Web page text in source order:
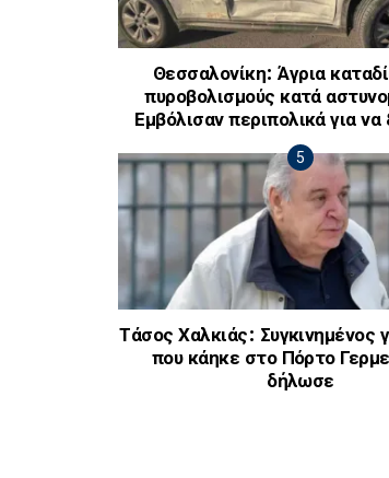
Θεσσαλονίκη: Άγρια
πυροβολισμούς κατά
Εμβόλισαν περιπολικά για να
Τάσος Χαλκιάς: Συγκινημένος
που κάηκε στο Πόρτο
δήλωσε